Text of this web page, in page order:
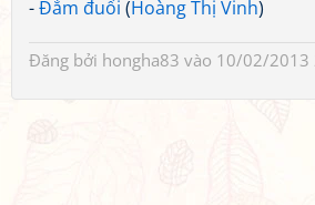
-Đắm đuối (Hoàng Thị Vinh)
Đăng bởi hongha83 vào 10/02/2013